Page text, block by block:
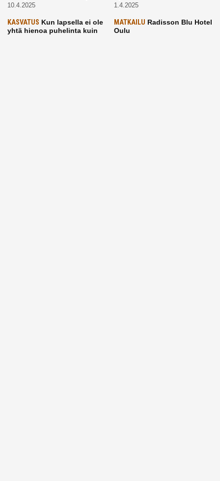
10.4.2025 1.4.2025
KASVATUS Kun lapsella ei ole
yhtä hienoa puhelinta kuin
MATKAILU Radisson Blu Hotel
Oulu